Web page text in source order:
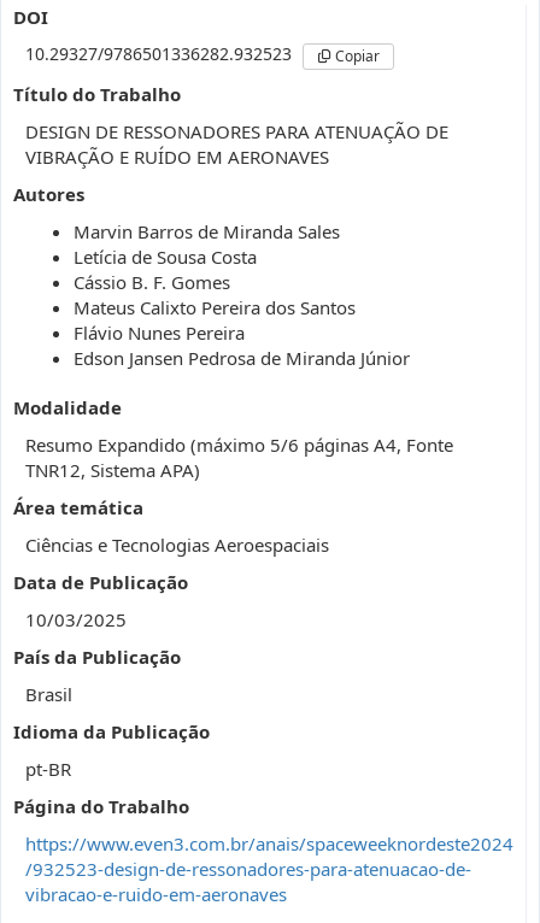
DOI
10.29327/9786501336282.932523 Copiar
Título do Trabalho
DESIGN DE RESSONADORES PARA ATENUAÇÃO DE
VIBRAÇÃO E RUÍDO EM AERONAVES
Autores
Marvin Barros de Miranda Sales
Letícia de Sousa Costa
Cássio B. F. Gomes
Mateus Calixto Pereira dos Santos
Flávio Nunes Pereira
Edson Jansen Pedrosa de Miranda Júnior
Modalidade
Resumo Expandido (máximo 5/6 páginas A4, Fonte
TNR12, Sistema APA)
Área temática
Ciências e Tecnologias Aeroespaciais
Data de Publicação
10/03/2025
País da Publicação
Brasil
Idioma da Publicação
pt-BR
Página do Trabalho
https://www.even3.com.br/anais/spaceweeknordeste2024
/932523-design-de-ressonadores-para-atenuacao-de-
vibracao-e-ruido-em-aeronaves